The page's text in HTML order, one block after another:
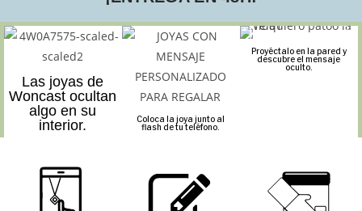
Las joyas de
Woncast ocultan
algo en su
interior.
Coloca la joya junto al
flash de tu teléfono.
Proyéctalo en la pared y
descubre el mensaje
oculto.